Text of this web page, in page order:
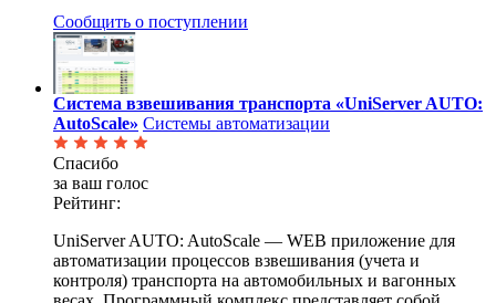
Сообщить о поступлении
Система взвешивания транспорта «UniServer AUTO:
AutoScale» Системы автоматизации
Спасибо
за ваш голос
Рейтинг:
UniServer AUTO: AutoScale — WEB приложение для
автоматизации процессов взвешивания (учета и
контроля) транспорта на автомобильных и вагонных